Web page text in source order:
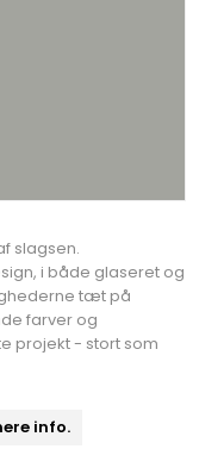
slagsen.
i både glaseret og
tæt på
farver og
projekt - stort som
info.